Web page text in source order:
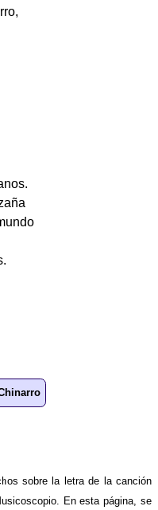
sobre la letra de la canción
En esta página, se